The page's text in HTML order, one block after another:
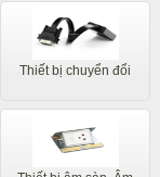
Thiết bị chuyển đổi